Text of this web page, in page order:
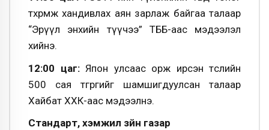
төхөөрөмж хандивлах аян зарлаж байгаа талаар
“Эрүүл энхийн түүчээ” ТББ-аас мэдээлэл
хийнэ.
12:00 цаг:Япон улсаас орж ирсэн төслийн
500 сая төгрөгийг шамшигдуулсан талаар
Хайбат ХХК-аас мэдээлнэ.
Стандарт, хэмжил зүйн газар